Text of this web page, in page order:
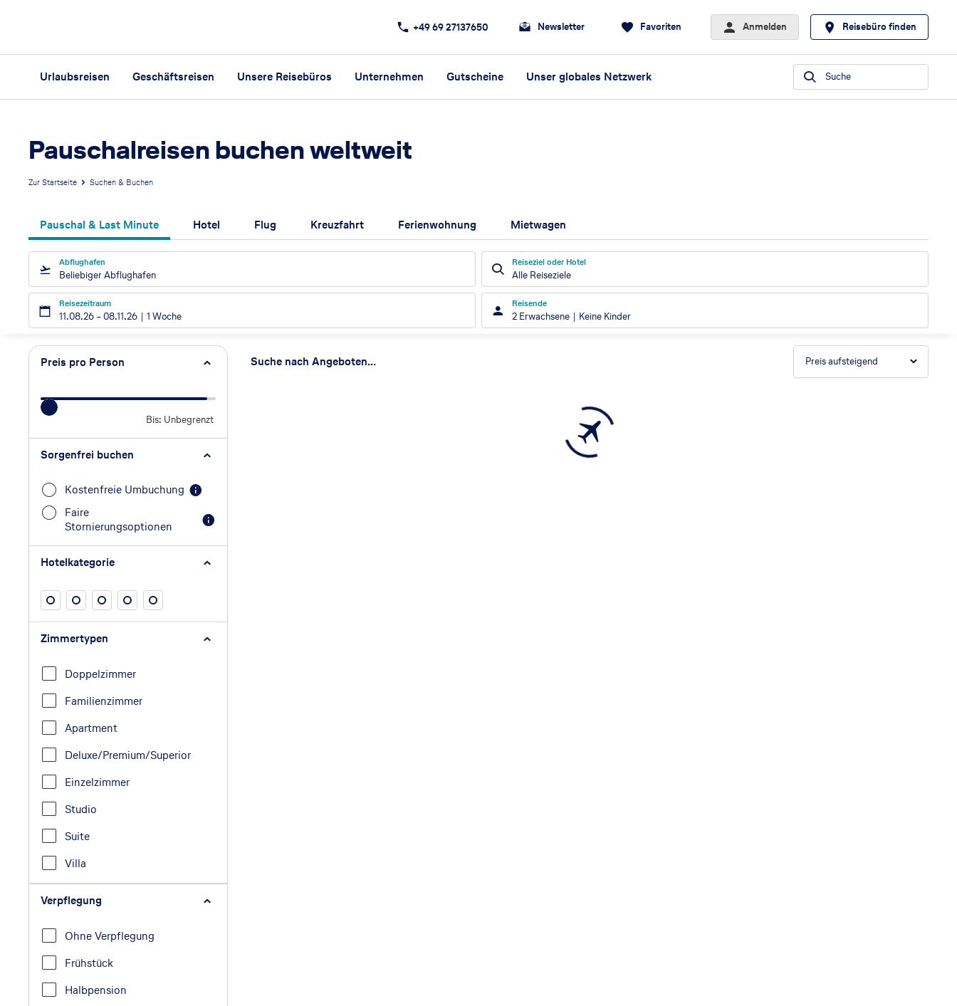
+49 69 27137650 Newsletter Favoriten Anmelden Reisebüro finden
Urlaubsreisen Geschäftsreisen Unsere Reisebüros Unternehmen Gutscheine Unser globales Netzwerk Suche
Pauschalreisen buchen weltweit
Zur Startseite Suchen & Buchen
Pauschal & Last Minute Hotel Flug Kreuzfahrt Ferienwohnung Mietwagen
Abflughafen
Beliebiger Abflughafen
Reiseziel oder Hotel
Alle Reiseziele
Reisezeitraum
11.08.26 –08.11.26 1 Woche
Reisende
2 Erwachsene Keine Kinder
Preis pro Person
Bis: Unbegrenzt
Sorgenfrei buchen
Kostenfreie Umbuchung
Faire
Stornierungsoptionen
Hotelkategorie
Zimmertypen
Doppelzimmer
Familienzimmer
Apartment
Deluxe/Premium/Superior
Einzelzimmer
Studio
Suite
Villa
Verpflegung
Ohne Verpflegung
Frühstück
Halbpension
Suchergebnisse
Suche nach Angeboten... Preis aufsteigend